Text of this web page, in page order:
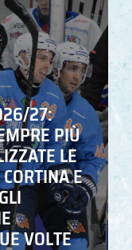
27:
PIÙ
LE
E
VOLTE